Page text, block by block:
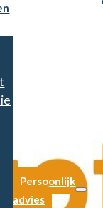
Persoonlijk
advies